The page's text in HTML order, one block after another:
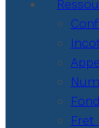
Fret